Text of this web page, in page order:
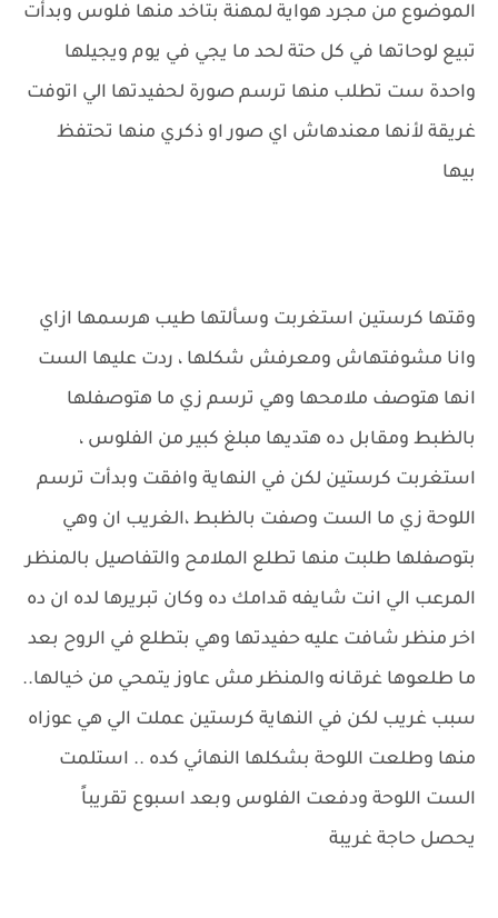
الموضوع من مجرد هواية لمهنة بتاخد منها فلوس وبدأت
تبيع لوحاتها في كل حتة لحد ما يجي في يوم ويجيلها
واحدة ست تطلب منها ترسم صورة لحفيدتها الي اتوفت
غريقة لأنها معندهاش اي صور او ذكري منها تحتفظ
بيها
وقتها كرستين استغربت وسألتها طيب هرسمها ازاي
وانا مشوفتهاش ومعرفش شكلها ، ردت عليها الست
انها هتوصف ملامحها وهي ترسم زي ما هتوصفلها
بالظبط ومقابل ده هتديها مبلغ كبير من الفلوس ،
استغربت كرستين لكن في النهاية وافقت وبدأت ترسم
اللوحة زي ما الست وصفت بالظبط ،الغريب ان وهي
بتوصفلها طلبت منها تطلع الملامح والتفاصيل بالمنظر
المرعب الي انت شايفه قدامك ده وكان تبريرها لده ان ده
اخر منظر شافت عليه حفيدتها وهي بتطلع في الروح بعد
ما طلعوها غرقانه والمنظر مش عاوز يتمحي من خيالها..
سبب غريب لكن في النهاية كرستين عملت الي هي عوزاه
منها وطلعت اللوحة بشكلها النهائي كده .. استلمت
الست اللوحة ودفعت الفلوس وبعد اسبوع تقريباً
يحصل حاجة غريبة